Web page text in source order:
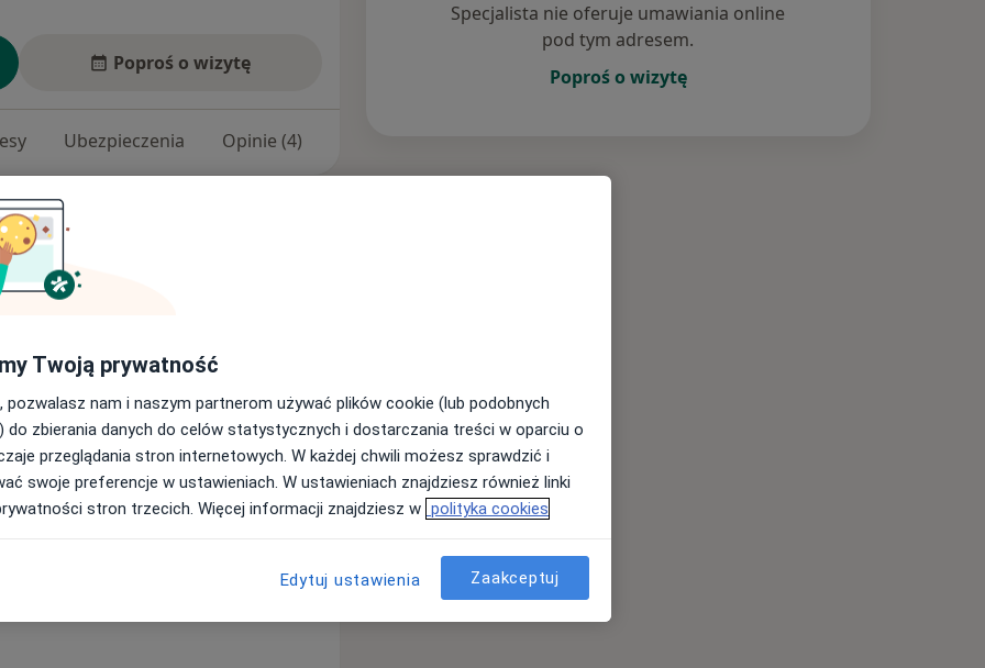
Poproś o wizytę
Ubezpieczenia Opinie (4)
1997-2003. Staż podyplomowy
we Wrocławiu i w Regionalnym
W latach 2004-2011 zdobywał
Wejherowie: w dziedzinie Medycyny
Radiologii i Diagnostyki Obrazowej
na terenie Gdańska,
radiologii i diagnostyki
Euromedic na terenie 7
zdobywał doświadczenie w
magnetycznego (MR).
się również pasją zwłaszcza
następstwem wieloletniego
trenerami, kontuzjami.
od 2008 roku.
Specjalista nie oferuje umawiania online
pod tym adresem.
Poproś o wizytę
Twoją prywatność
pozwalasz nam i naszym partnerom używać plików cookie (lub podobnych
do zbierania danych do celów statystycznych i dostarczania treści w oparciu o
przeglądania stron internetowych. W każdej chwili możesz sprawdzić i
swoje preferencje w ustawieniach. W ustawieniach znajdziesz również linki
stron trzecich. Więcej informacji znajdziesz w polityka cookies
Edytuj ustawienia Zaakceptuj